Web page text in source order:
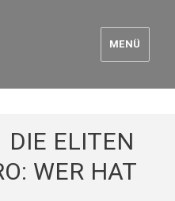
MENÜ
ELITEN
WER HAT